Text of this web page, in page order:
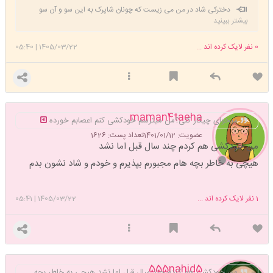
دخترکی شاد در من می زیست که چونان شاپرک به این سو و آن سو
میپرید خیال پرواز داشت با ازدواج اجباری پر از غصه شد از رویاهایش دست
بیشتر ببینید
1405/03/22
|
05:40 0 نفر لایک کرده اند ...
maman4taeha
عضویت: 1401/01/12 تعداد پست: 1626
میخوای چیکار کنی؟من میترسم خودکشی کنم اعصابم خورده
من خودکشی هم کردم چند سال قبل اما نشد
هیچی به خاطر بچه هام مجبورم بپذیرم و خودم و شاد نشون بدم
1405/03/22
|
05:41 1نفر لایک کرده اند ...
555nahid5